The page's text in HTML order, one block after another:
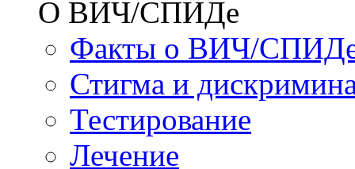
О ВИЧ/СПИДе
Факты о ВИЧ/
Стигма и
Тестирование
Лечение